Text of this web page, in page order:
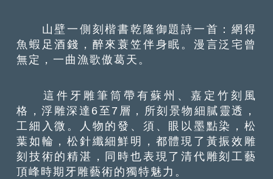
山壁一側刻楷書乾隆御題詩一首：網得
魚蝦足酒錢，醉來蓑笠伴身眠。漫言泛宅曾
無定，一曲漁歌傲葛天。
這件牙雕筆筒帶有蘇州、嘉定竹刻風
格，浮雕深達6至7層，所刻景物細膩靈透，
工細入微。人物的發、須、眼以墨點染，松
葉如輪，松針纖細鮮明，都體現了黃振效雕
刻技術的精湛，同時也表現了清代雕刻工藝
頂峰時期牙雕藝術的獨特魅力。